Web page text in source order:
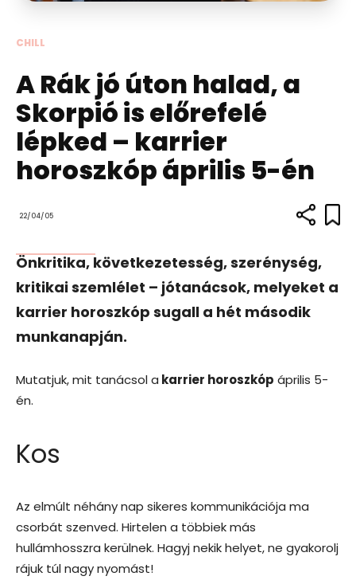
CHILL
A Rák jó úton halad, a
Skorpió is előrefelé
lépked – karrier
horoszkóp április 5-én
22/04/05
Önkritika, következetesség, szerénység,
kritikai szemlélet – jótanácsok, melyeket a
karrier horoszkóp sugall a hét második
munkanapján.
Mutatjuk, mit tanácsol a karrier horoszkóp április 5-
én.
Kos
Az elmúlt néhány nap sikeres kommunikációja ma
csorbát szenved. Hirtelen a többiek más
hullámhosszra kerülnek. Hagyj nekik helyet, ne gyakorolj
rájuk túl nagy nyomást!